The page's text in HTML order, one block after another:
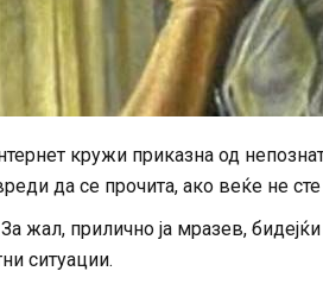
кружи приказна од непознат
да се прочита, ако веќе не
жал, прилично ја мразев,
ситуации.